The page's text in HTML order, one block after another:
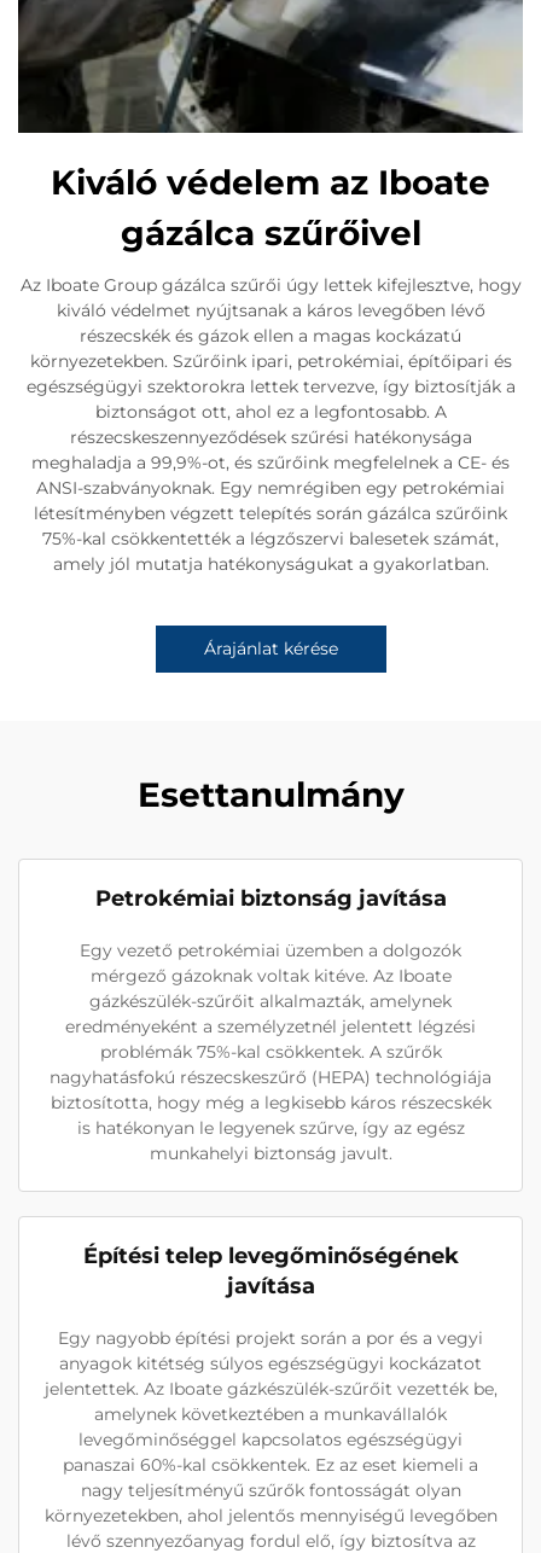
Kiváló védelem az Iboate
gázálca szűrőivel
Az Iboate Group gázálca szűrői úgy lettek kifejlesztve, hogy
kiváló védelmet nyújtsanak a káros levegőben lévő
részecskék és gázok ellen a magas kockázatú
környezetekben. Szűrőink ipari, petrokémiai, építőipari és
egészségügyi szektorokra lettek tervezve, így biztosítják a
biztonságot ott, ahol ez a legfontosabb. A
részecskeszennyeződések szűrési hatékonysága
meghaladja a 99,9%-ot, és szűrőink megfelelnek a CE- és
ANSI-szabványoknak. Egy nemrégiben egy petrokémiai
létesítményben végzett telepítés során gázálca szűrőink
75%-kal csökkentették a légzőszervi balesetek számát,
amely jól mutatja hatékonyságukat a gyakorlatban.
Árajánlat kérése
Esettanulmány
Petrokémiai biztonság javítása
Egy vezető petrokémiai üzemben a dolgozók
mérgező gázoknak voltak kitéve. Az Iboate
gázkészülék-szűrőit alkalmazták, amelynek
eredményeként a személyzetnél jelentett légzési
problémák 75%-kal csökkentek. A szűrők
nagyhatásfokú részecskeszűrő (HEPA) technológiája
biztosította, hogy még a legkisebb káros részecskék
is hatékonyan le legyenek szűrve, így az egész
munkahelyi biztonság javult.
Építési telep levegőminőségének
javítása
Egy nagyobb építési projekt során a por és a vegyi
anyagok kitétség súlyos egészségügyi kockázatot
jelentettek. Az Iboate gázkészülék-szűrőit vezették be,
amelynek következtében a munkavállalók
levegőminőséggel kapcsolatos egészségügyi
panaszai 60%-kal csökkentek. Ez az eset kiemeli a
nagy teljesítményű szűrők fontosságát olyan
környezetekben, ahol jelentős mennyiségű levegőben
lévő szennyezőanyag fordul elő, így biztosítva az